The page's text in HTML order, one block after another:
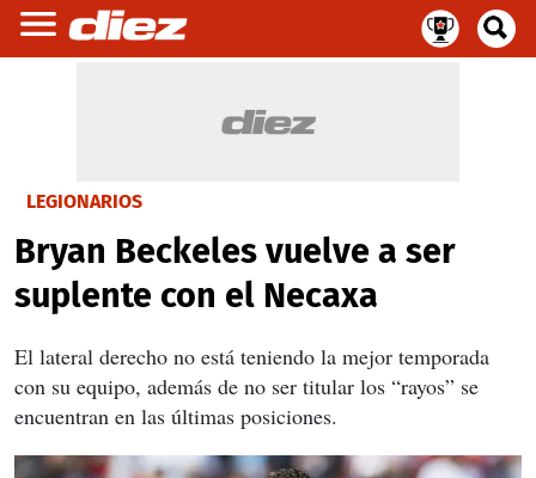
LEGIONARIOS
Bryan Beckeles vuelve a ser
suplente con el Necaxa
El lateral derecho no está teniendo la mejor temporada
con su equipo, además de no ser titular los “rayos” se
encuentran en las últimas posiciones.